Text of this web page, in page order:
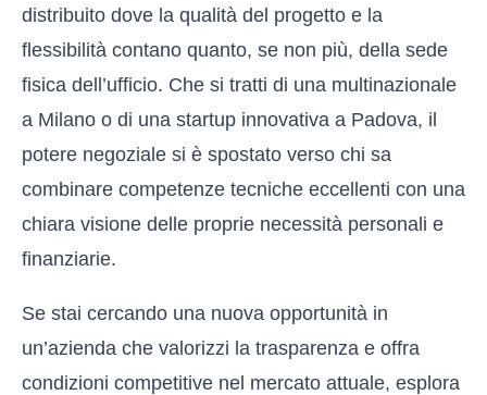
distribuito dove la qualità del progetto e la
flessibilità contano quanto, se non più, della sede
fisica dell’ufficio. Che si tratti di una multinazionale
a Milano o di una startup innovativa a Padova, il
potere negoziale si è spostato verso chi sa
combinare competenze tecniche eccellenti con una
chiara visione delle proprie necessità personali e
finanziarie.
Se stai cercando una nuova opportunità in
un’azienda che valorizzi la trasparenza e offra
condizioni competitive nel mercato attuale, esplora